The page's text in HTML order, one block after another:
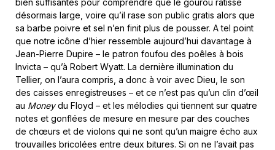
bien suffisantes pour comprendre que le gourou ratisse
désormais large, voire qu’il rase son public gratis alors que
sa barbe poivre et sel n’en finit plus de pousser. A tel point
que notre icône d’hier ressemble aujourd’hui davantage à
Jean-Pierre Dupire – le patron foufou des poêles à bois
Invicta – qu’à Robert Wyatt. La dernière illumination du
Tellier, on l’aura compris, a donc à voir avec Dieu, le son
des caisses enregistreuses – et ce n’est pas qu’un clin d’œil
au Moneydu Floyd – et les mélodies qui tiennent sur quatre
notes et gonflées de mesure en mesure par des couches
de chœurs et de violons qui ne sont qu’un maigre écho aux
trouvailles bricolées entre deux bitures. Si on ne l’avait pas